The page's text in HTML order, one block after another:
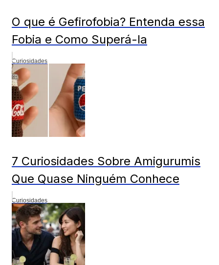
O que é Gefirofobia? Entenda essa
Fobia e Como Superá-la
Curiosidades
7 Curiosidades Sobre Amigurumis
Que Quase Ninguém Conhece
Curiosidades